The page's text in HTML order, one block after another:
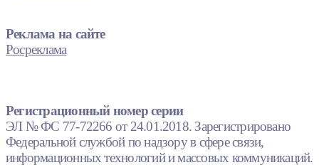
Реклама на сайте
Росреклама
Регистрационный номер серии
ЭЛ № ФС 77-72266 от 24.01.2018. Зарегистрировано
Федеральной службой по надзору в сфере связи,
информационных технологий и массовых коммуникаций.